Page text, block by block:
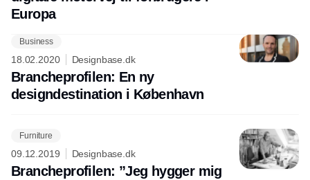
Europa
Business
18.02.2020 Designbase.dk
Brancheprofilen: En ny
designdestination i København
Furniture
09.12.2019 Designbase.dk
Brancheprofilen: ”Jeg hygger mig